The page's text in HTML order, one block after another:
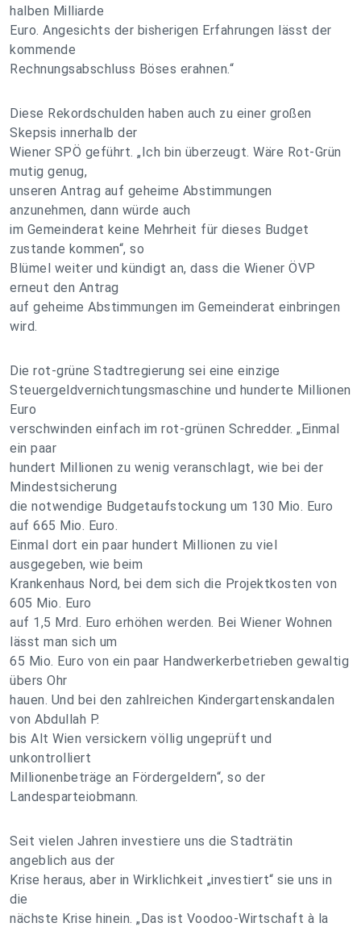
halben Milliarde
Euro. Angesichts der bisherigen Erfahrungen lässt der
kommende
Rechnungsabschluss Böses erahnen.“
Diese Rekordschulden haben auch zu einer großen
Skepsis innerhalb der
Wiener SPÖ geführt. „Ich bin überzeugt. Wäre Rot-Grün
mutig genug,
unseren Antrag auf geheime Abstimmungen
anzunehmen, dann würde auch
im Gemeinderat keine Mehrheit für dieses Budget
zustande kommen“, so
Blümel weiter und kündigt an, dass die Wiener ÖVP
erneut den Antrag
auf geheime Abstimmungen im Gemeinderat einbringen
wird.
Die rot-grüne Stadtregierung sei eine einzige
Steuergeldvernichtungsmaschine und hunderte Millionen
Euro
verschwinden einfach im rot-grünen Schredder. „Einmal
ein paar
hundert Millionen zu wenig veranschlagt, wie bei der
Mindestsicherung
die notwendige Budgetaufstockung um 130 Mio. Euro
auf 665 Mio. Euro.
Einmal dort ein paar hundert Millionen zu viel
ausgegeben, wie beim
Krankenhaus Nord, bei dem sich die Projektkosten von
605 Mio. Euro
auf 1,5 Mrd. Euro erhöhen werden. Bei Wiener Wohnen
lässt man sich um
65 Mio. Euro von ein paar Handwerkerbetrieben gewaltig
übers Ohr
hauen. Und bei den zahlreichen Kindergartenskandalen
von Abdullah P.
bis Alt Wien versickern völlig ungeprüft und
unkontrolliert
Millionenbeträge an Fördergeldern“, so der
Landesparteiobmann.
Seit vielen Jahren investiere uns die Stadträtin
angeblich aus der
Krise heraus, aber in Wirklichkeit „investiert“ sie uns in
die
nächste Krise hinein. „Das ist Voodoo-Wirtschaft à la